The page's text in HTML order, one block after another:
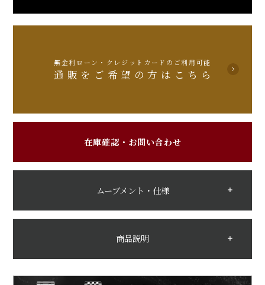
無金利ローン・クレジットカードのご利用可能
通販をご希望の方はこちら
在庫確認・お問い合わせ
ムーブメント・仕様
商品説明